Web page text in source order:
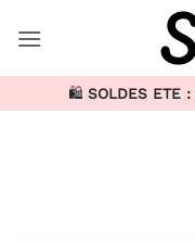
au
🛍️ SOLDES ETE :